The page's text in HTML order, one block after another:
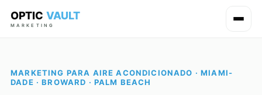
OPTIC VAULT
MARKETING
MARKETING PARA AIRE ACONDICIONADO · MIAMI-
DADE · BROWARD · PALM BEACH